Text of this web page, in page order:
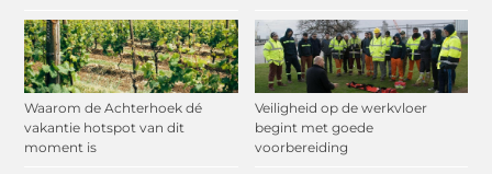
Waarom de Achterhoek dé
vakantie hotspot van dit
moment is
Veiligheid op de werkvloer
begint met goede
voorbereiding